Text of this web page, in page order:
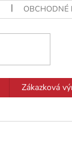
OBCHODNÉ
Zákazková